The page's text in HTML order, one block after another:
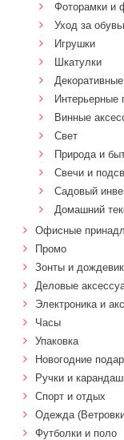
Фоторамки и
Уход за
Игрушки
Шкатулки
Интерьерные
Винные
Свет
Природа и
Свечи и
Садовый
Домашний
Офисные
Промо
Зонты и
Деловые
Электроника и
Часы
Упаковка
Новогодние
Ручки и
Спорт и отдых
Одежда
Футболки и поло